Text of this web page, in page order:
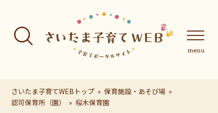
さいたま子育てWEBトップ
保育施設・あそび場
認可保育所（園）
桜木保育園